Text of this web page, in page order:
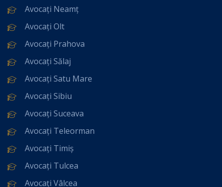
Avocați Neamț
Avocați Olt
Avocați Prahova
Avocați Sălaj
Avocați Satu Mare
Avocați Sibiu
Avocați Suceava
Avocați Teleorman
Avocați Timiș
Avocați Tulcea
Avocați Vâlcea